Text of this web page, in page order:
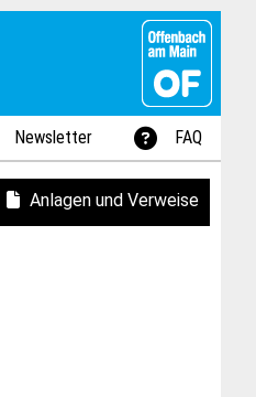
Newsletter FAQ
Anlagen und Verweise